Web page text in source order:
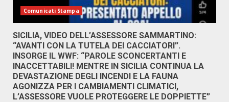
Comunicati Stampa
SICILIA, VIDEO DELL’ASSESSORE SAMMARTINO:
“AVANTI CON LA TUTELA DEI CACCIATORI”.
INSORGE IL WWF: “PAROLE SCONCERTANTI E
INACCETTABILI! MENTRE IN SICILIA CONTINUA LA
DEVASTAZIONE DEGLI INCENDI E LA FAUNA
AGONIZZA PER I CAMBIAMENTI CLIMATICI,
L’ASSESSORE VUOLE PROTEGGERE LE DOPPIETTE”